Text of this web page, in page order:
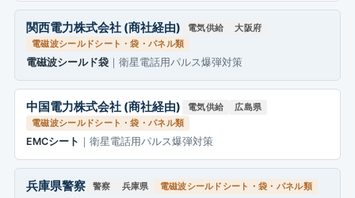
関西電力株式会社 (商社経由) 電気供給
大阪府
電磁波シールドシート・袋・パネル類
電磁波シールド袋 ｜衛星電話用パルス爆弾対策
中国電力株式会社 (商社経由) 電気供給
広島県
電磁波シールドシート・袋・パネル類
EMCシート ｜衛星電話用パルス爆弾対策
兵庫県警察 警察 兵庫県 電磁波シールドシート・袋・パネル類